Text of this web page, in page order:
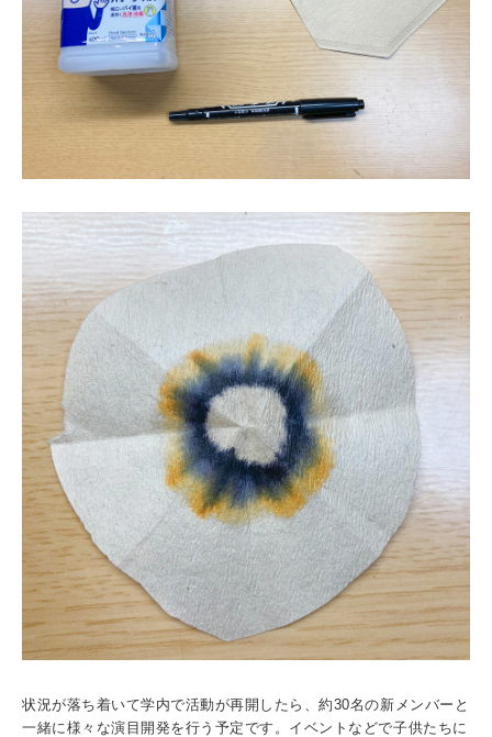
状況が落ち着いて学内で活動が再開したら、約30名の新メンバーと
一緒に様々な演目開発を行う予定です。イベントなどで子供たちに